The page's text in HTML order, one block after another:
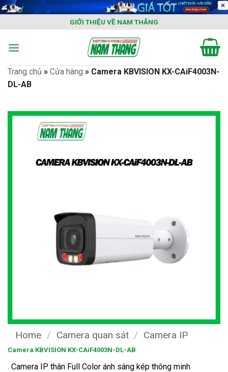
Skip
content
GIỚI THIỆU VỀ NAM THẮNG
Trang chủ » Cửa hàng » Camera KBVISION KX-CAiF4003N-
DL-AB
Home / Camera quan sát / Camera IP
Camera KBVISION KX-CAiF4003N-DL-AB
. Camera IP thân Full Color ánh sáng kép thông minh